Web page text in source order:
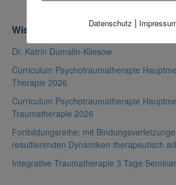
Wissenswertes aus der Akademie
Dr. Katrin Dumalin-Kliesow
Curriculum Psychotraumatherapie
Therapie 2026
Curriculum Psychotraumatherapie
Traumatherapie 2026
Fortbildungsreihe: mit
resultierenden Dynamiken therapeutisch
Integrative Traumatherapie 3 Tage Seminar
Datenschutz |